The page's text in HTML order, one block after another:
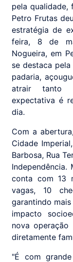
pela qualidade,
Petro Frutas
estratégia de
feira, 8 de
Nogueira, em
se destaca
padaria,
atrair tanto
expectativa é
dia.
Com a
Cidade
Barbosa, Rua
Independência.
conta com 13
vagas, 10
garantindo
impacto
nova operação
diretamente
"É com